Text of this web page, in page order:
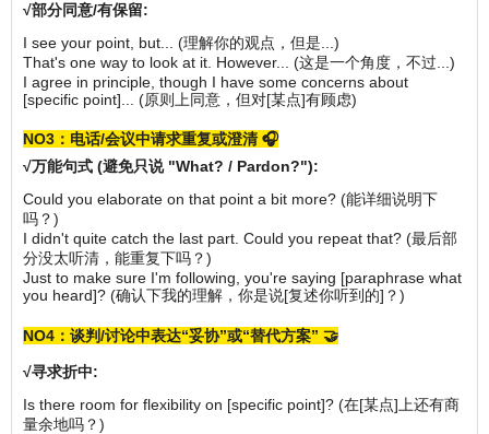
√部分同意/有保留:
I see your point, but... (理解你的观点，但是...)
That's one way to look at it. However... (这是一个角度，不过...)
I agree in principle, though I have some concerns about
[specific point]... (原则上同意，但对[某点]有顾虑)
NO3：电话/会议中请求重复或澄清 🎧
√万能句式 (避免只说 "What? / Pardon?"):
Could you elaborate on that point a bit more? (能详细说明下
吗？)
I didn't quite catch the last part. Could you repeat that? (最后部
分没太听清，能重复下吗？)
Just to make sure I'm following, you're saying [paraphrase what
you heard]? (确认下我的理解，你是说[复述你听到的]？)
NO4：谈判/讨论中表达“妥协”或“替代方案” 🤝
√寻求折中:
Is there room for flexibility on [specific point]? (在[某点]上还有商
量余地吗？)